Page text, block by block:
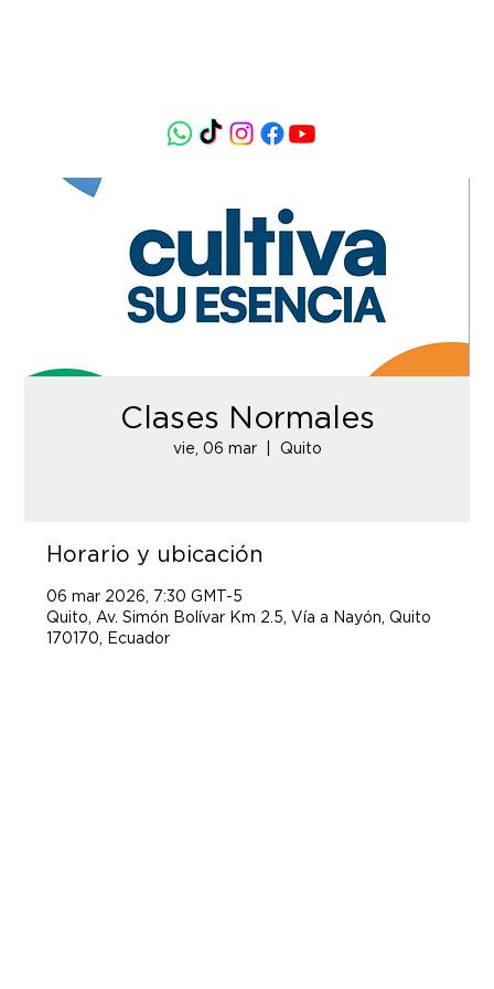
Clases Normales
vie, 06 mar
  |
Quito
Horario y ubicación
06 mar 2026, 7:30 GMT-5
Quito, Av. Simón Bolívar Km 2.5, Vía a Nayón, Quito
170170, Ecuador